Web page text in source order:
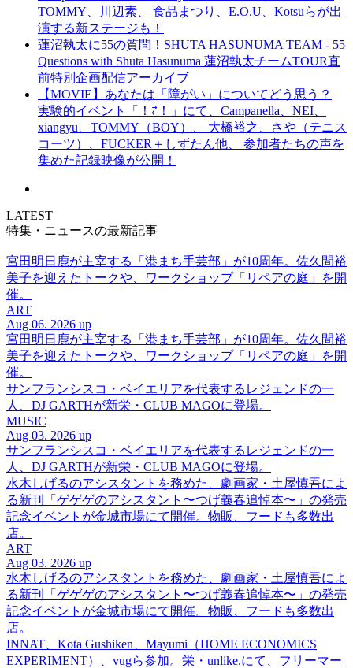
TOMMY、川辺素、 食品まつり、E.O.U、Kotsuらが出
演する新ステージも！
蓮沼執太に55の質問！SHUTA HASUNUMA TEAM - 55
Questions with Shuta Hasunuma 蓮沼執太チームTOUR直
前特別企画配信アーカイブ
【MOVIE】あなたは「障がい」についてどう思う？
実験的イベント「！⇄！」にて、Campanella、NEI、
xiangyu、TOMMY（BOY）、 大橋裕之、さや（テニス
コーツ）、FUCKER＋しずたん他、 参加者たちの声を
集めた記録映像が公開！
LATEST
特集・ニュースの最新記事
宮田明日鹿が主宰する「港まち手芸部」が10周年。佐久間裕
美子を迎えたトークや、ワークショップ「リペアの庭」を開
催。
ART
Aug 06. 2026 up
宮田明日鹿が主宰する「港まち手芸部」が10周年。佐久間裕
美子を迎えたトークや、ワークショップ「リペアの庭」を開
催。
サンフランシスコ・ベイエリアを代表するレジェンドの一
人、DJ GARTHが新栄・CLUB MAGOに登場。
MUSIC
Aug 03. 2026 up
サンフランシスコ・ベイエリアを代表するレジェンドの一
人、DJ GARTHが新栄・CLUB MAGOに登場。
水木しげるのアシスタントを務めた、劇画家・土屋慎吾によ
る新刊「ゲゲゲのアシスタント〜つげ義春追悼本〜」の発売
記念イベントが金城市場にて開催。物販、フードも多数出
店。
ART
Aug 03. 2026 up
水木しげるのアシスタントを務めた、劇画家・土屋慎吾によ
る新刊「ゲゲゲのアシスタント〜つげ義春追悼本〜」の発売
記念イベントが金城市場にて開催。物販、フードも多数出
店。
INNAT、Kota Gushiken、Mayumi（HOME ECONOMICS
EXPERIMENT）、vugら参加。栄・unlike.にて、フリーマー